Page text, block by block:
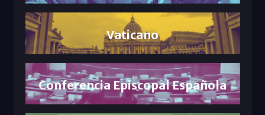
Vaticano
Conferencia Episcopal Española